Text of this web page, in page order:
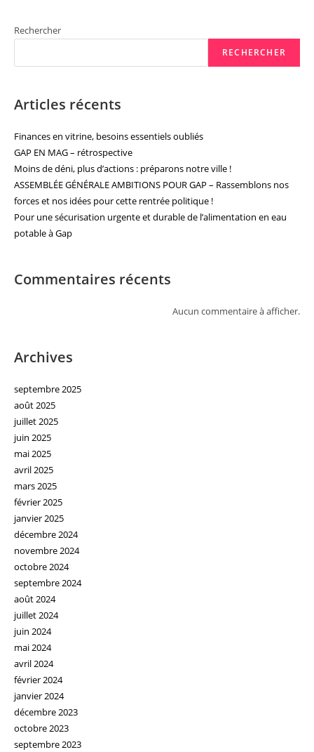
Rechercher
RECHERCHER
Articles récents
Finances en vitrine, besoins essentiels oubliés
GAP EN MAG – rétrospective
Moins de déni, plus d’actions : préparons notre ville !
ASSEMBLÉE GÉNÉRALE AMBITIONS POUR GAP – Rassemblons nos
forces et nos idées pour cette rentrée politique !
Pour une sécurisation urgente et durable de l’alimentation en eau
potable à Gap
Commentaires récents
Aucun commentaire à afficher.
Archives
septembre 2025
août 2025
juillet 2025
juin 2025
mai 2025
avril 2025
mars 2025
février 2025
janvier 2025
décembre 2024
novembre 2024
octobre 2024
septembre 2024
août 2024
juillet 2024
juin 2024
mai 2024
avril 2024
février 2024
janvier 2024
décembre 2023
octobre 2023
septembre 2023